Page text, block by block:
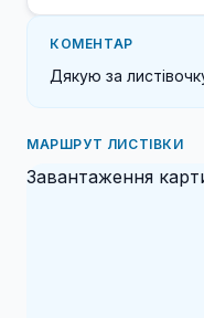
КОМЕНТАР
Дякую за
МАРШРУТ ЛИСТІВКИ
Завантаження